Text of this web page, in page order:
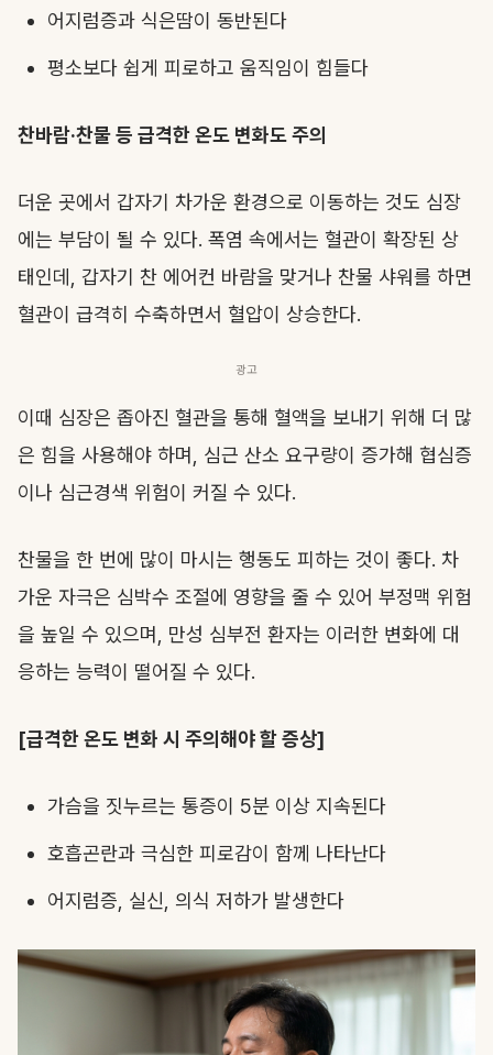
어지럼증과 식은땀이 동반된다
평소보다 쉽게 피로하고 움직임이 힘들다
찬바람·찬물 등 급격한 온도 변화도 주의
더운 곳에서 갑자기 차가운 환경으로 이동하는 것도 심장
에는 부담이 될 수 있다. 폭염 속에서는 혈관이 확장된 상
태인데, 갑자기 찬 에어컨 바람을 맞거나 찬물 샤워를 하면
혈관이 급격히 수축하면서 혈압이 상승한다.
광고
이때 심장은 좁아진 혈관을 통해 혈액을 보내기 위해 더 많
은 힘을 사용해야 하며, 심근 산소 요구량이 증가해 협심증
이나 심근경색 위험이 커질 수 있다.
찬물을 한 번에 많이 마시는 행동도 피하는 것이 좋다. 차
가운 자극은 심박수 조절에 영향을 줄 수 있어 부정맥 위험
을 높일 수 있으며, 만성 심부전 환자는 이러한 변화에 대
응하는 능력이 떨어질 수 있다.
[급격한 온도 변화 시 주의해야 할 증상]
가슴을 짓누르는 통증이 5분 이상 지속된다
호흡곤란과 극심한 피로감이 함께 나타난다
어지럼증, 실신, 의식 저하가 발생한다